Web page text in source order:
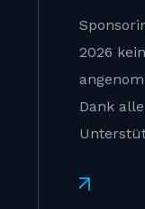
2026
Dank